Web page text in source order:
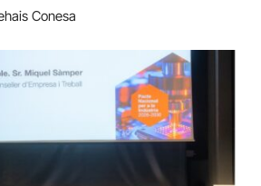
Conesa